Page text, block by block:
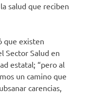
salud que reciben
que existen
Sector Salud en
estatal; “pero al
un camino que
carencias,